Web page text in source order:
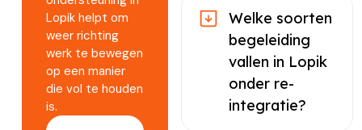
Lopik helpt om
weer richting
werk te bewegen
op een manier
die vol te houden
is.
Welke soorten
begeleiding
vallen in Lopik
onder re-
integratie?